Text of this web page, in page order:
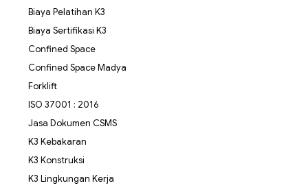
Biaya Pelatihan K3
Biaya Sertifikasi K3
Confined Space
Confined Space Madya
Forklift
ISO 37001 : 2016
Jasa Dokumen CSMS
K3 Kebakaran
K3 Konstruksi
K3 Lingkungan Kerja